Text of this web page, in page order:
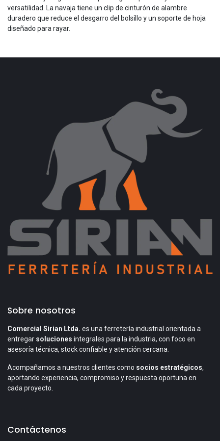
versatilidad. La navaja tiene un clip de cinturón de alambre
duradero que reduce el desgarro del bolsillo y un soporte de hoja
diseñado para rayar.
Sobre nosotros
Comercial Sirian Ltda. es una ferretería industrial orientada a
entregar soluciones integrales para la industria, con foco en
asesoría técnica, stock confiable y atención cercana.
Acompañamos a nuestros clientes como socios estratégicos,
aportando experiencia, compromiso y respuesta oportuna en
cada proyecto.
Contáctenos